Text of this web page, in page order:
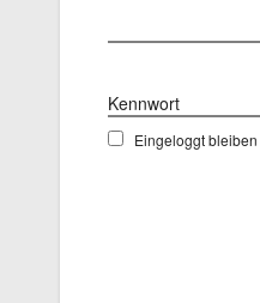
Kennwort
Eingeloggt bleiben